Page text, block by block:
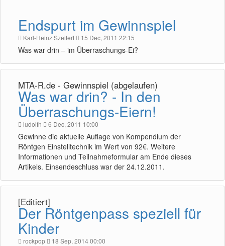
Endspurt im Gewinnspiel
Karl-Heinz Szeifert 15 Dec, 2011 22:15
Was war drin – im Überraschungs-Ei?
MTA-R.de - Gewinnspiel (abgelaufen)
Was war drin? - In den
Überraschungs-Eiern!
ludolfh 6 Dec, 2011 10:00
Gewinne die aktuelle Auflage von Kompendium der
Röntgen Einstelltechnik im Wert von 92€. Weitere
Informationen und Teilnahmeformular am Ende dieses
Artikels. Einsendeschluss war der 24.12.2011.
[Editiert]
Der Röntgenpass speziell für
Kinder
rockpop 18 Sep, 2014 00:00